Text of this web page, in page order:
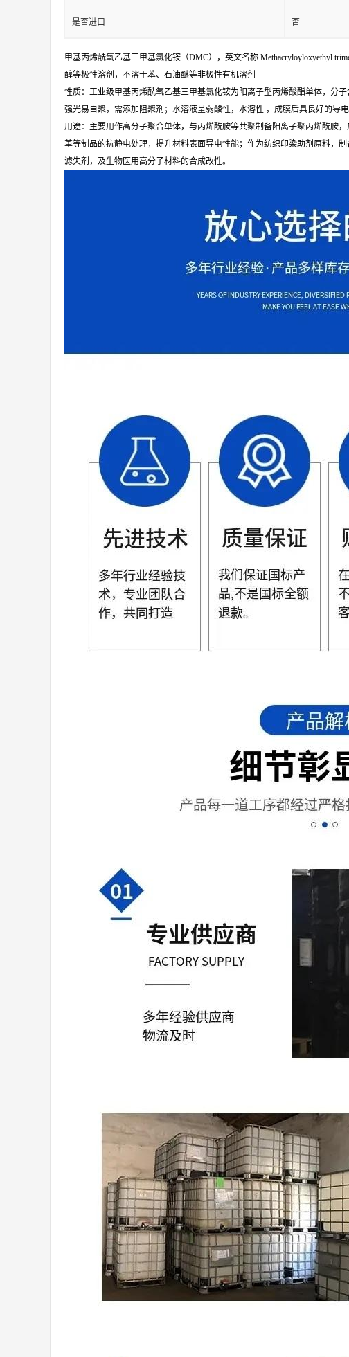
是否进口 否
甲基丙烯酰氧乙基三甲基氯化铵（DMC），英文名称 Methacryloyloxyethyl
醇等极性溶剂，不溶于苯、石油醚等非极性有机溶剂
性质：工业级甲基丙烯酰氧乙基三甲基氯化铵为阳离子型丙烯酸酯单体，分
强光易自聚，需添加阻聚剂；水溶液呈弱酸性，水溶性 ，成膜后具良好的导
用途：主要用作高分子聚合单体，与丙烯酰胺等共聚制备阳离子聚丙烯酰胺
革等制品的抗静电处理，提升材料表面导电性能；作为纺织印染助剂原料，
滤失剂，及生物医用高分子材料的合成改性。